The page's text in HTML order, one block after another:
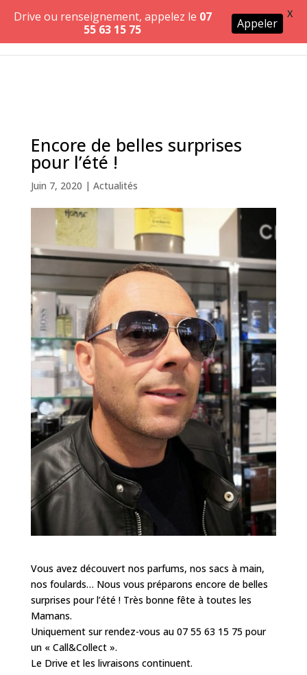
Encore de belles surprises
pour l’été !
Juin 7, 2020 | Actualités
Vous avez découvert nos parfums, nos sacs à main,
nos foulards… Nous vous préparons encore de belles
surprises pour l’été ! Très bonne fête à toutes les
Mamans.
Uniquement sur rendez-vous au 07 55 63 15 75 pour
un « Call&Collect ».
Le Drive et les livraisons continuent.
Drive ou renseignement, appelez le 07
55 63 15 75
Appeler
X